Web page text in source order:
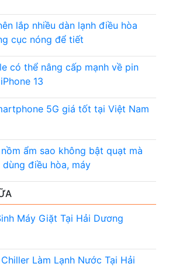
lắp nhiều dàn lạnh điều hòa
cục nóng để tiết
có thể nâng cấp mạnh về pin
13
5G giá tốt tại Việt Nam
ẩm sao không bật quạt mà
dùng điều hòa, máy
Máy Giặt Tại Hải Dương
Làm Lạnh Nước Tại Hải